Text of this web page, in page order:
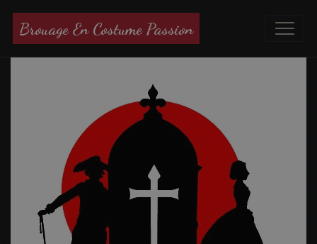
Brouage En Costume Passion